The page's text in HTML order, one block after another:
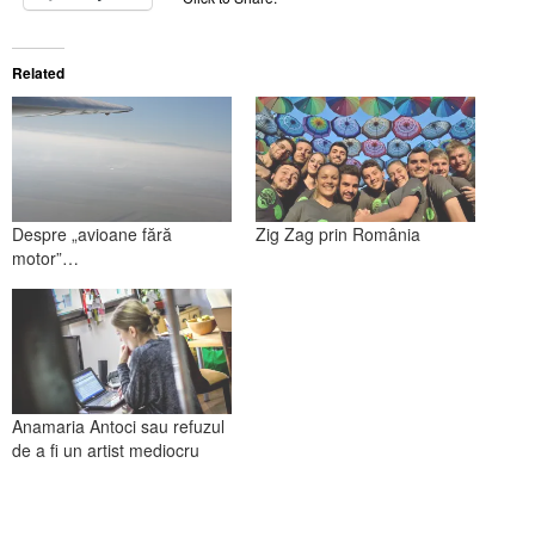
Related
Despre „avioane fără
motor”…
Zig Zag prin România
Anamaria Antoci sau refuzul
de a fi un artist mediocru